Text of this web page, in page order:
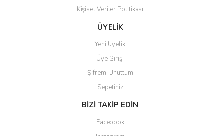
Gönder
Kişisel Veriler Politikası
ÜYELİK
Yeni Üyelik
Üye Girişi
Şifremi Unuttum
Sepetiniz
BİZİ TAKİP EDİN
Facebook